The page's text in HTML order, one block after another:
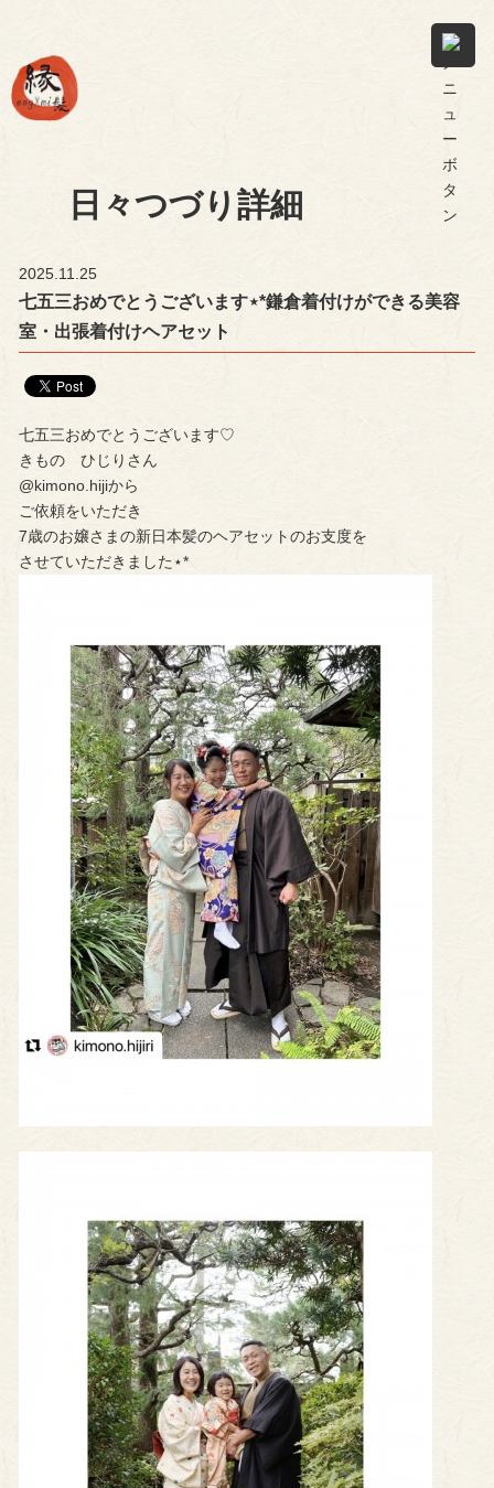
日々つづり詳細
2025.11.25
七五三おめでとうございます⋆*鎌倉着付けができる美容
室・出張着付けヘアセット
七五三おめでとうございます♡
きもの ひじりさん
@kimono.hijiから
ご依頼をいただき
7歳のお嬢さまの新日本髪のヘアセットのお支度を
させていただきました⋆*